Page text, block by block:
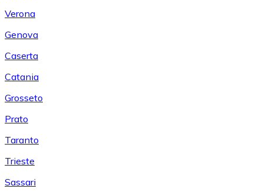
Verona
Genova
Caserta
Catania
Grosseto
Prato
Taranto
Trieste
Sassari